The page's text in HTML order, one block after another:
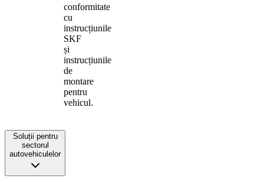
conformitate
cu
instrucțiunile
SKF
și
instrucțiunile
de
montare
pentru
vehicul.
Soluții pentru
sectorul
autovehiculelor